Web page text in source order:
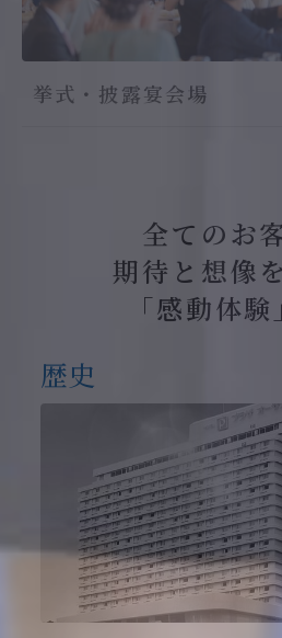
挙式・披露宴会場
全てのお
期待と想像
「感動体